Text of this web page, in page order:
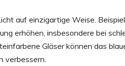
auf einzigartige Weise.
erhöhen, insbesondere bei
Gläser können das
verbessern.